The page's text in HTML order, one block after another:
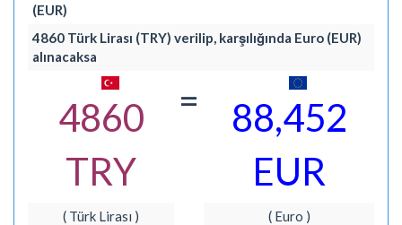
(EUR)
4860 Türk Lirası (TRY) verilip, karşılığında Euro (EUR)
alınacaksa
4860
TRY
=
88,452
EUR
( Türk Lirası ) ( Euro )